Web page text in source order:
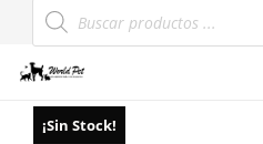
Búsqueda
de
productos
¡Sin Stock!